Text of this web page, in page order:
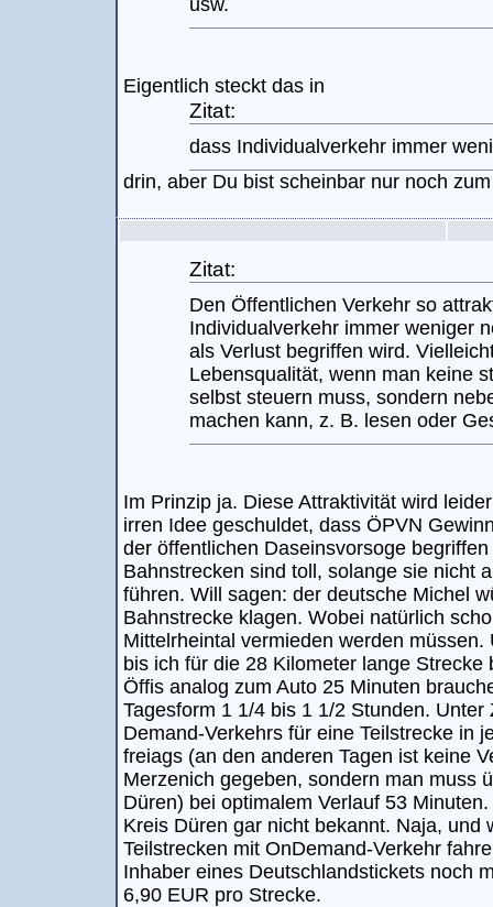
usw.
Eigentlich steckt das in
Zitat:
dass Individualverkehr immer
drin, aber Du bist scheinbar nur noch
Zitat:
Den Öffentlichen Verkehr so
Individualverkehr immer weniger
als Verlust begriffen wird.
Lebensqualität, wenn man keine
selbst steuern muss, sondern
machen kann, z. B. lesen oder
Im Prinzip ja. Diese Attraktivität wird
irren Idee geschuldet, dass ÖPVN
der öffentlichen Daseinsvorsoge
Bahnstrecken sind toll, solange sie nicht
führen. Will sagen: der deutsche Michel
Bahnstrecke klagen. Wobei natürlich
Mittelrheintal vermieden werden
bis ich für die 28 Kilometer lange
Öffis analog zum Auto 25 Minuten
Tagesform 1 1/4 bis 1 1/2 Stunden.
Demand-Verkehrs für eine Teilstrecke in
freiags (an den anderen Tagen ist keine
Merzenich gegeben, sondern man muss
Düren) bei optimalem Verlauf 53
Kreis Düren gar nicht bekannt. Naja, und
Teilstrecken mit OnDemand-Verkehr
Inhaber eines Deutschlandstickets noch
6,90 EUR pro Strecke.